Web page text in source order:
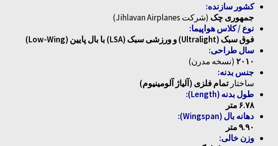
کشور سازنده:
جمهوری چک (شرکت Jihlavan Airplanes)
نوع / کلاس هواپیما:
فوق سبک (Ultralight) و ورزشی سبک (LSA) با بال پایین (Low-Wing)
سال طراحی:
۲۰۱۰ (نسخه مدرن)
جنس بدنه:
ساختار تمام فلزی (آلیاژ آلومینیوم)
طول بدنه (Length):
۶.۷۸ متر
دهانه بال (Wingspan):
۹.۹۰ متر
وزن خالی: